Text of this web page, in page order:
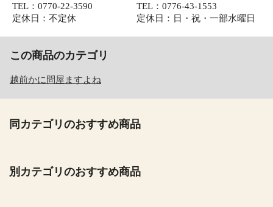
TEL：0770-22-3590
定休日：不定休
TEL：0776-43-1553
定休日：日・祝・一部水曜日
この商品のカテゴリ
越前かに問屋ますよね
同カテゴリのおすすめ商品
別カテゴリのおすすめ商品